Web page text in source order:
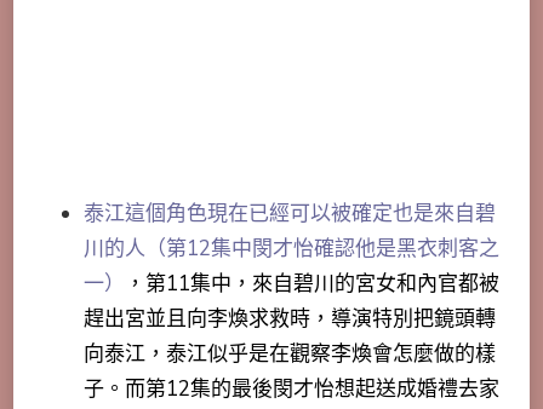
泰江這個角色現在已經可以被確定也是來自碧
川的人（第12集中閔才怡確認他是黑衣刺客之
一）
，第11集中，來自碧川的宮女和內官都被
趕出宮並且向李煥求救時，導演特別把鏡頭轉
向泰江，泰江似乎是在觀察李煥會怎麼做的樣
子。 而第12集的最後閔才怡想起送成婚禮去家